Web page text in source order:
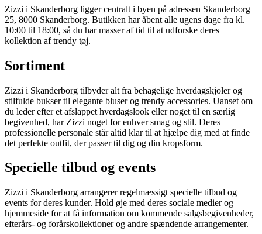
Zizzi i Skanderborg ligger centralt i byen på adressen Skanderborg
25, 8000 Skanderborg. Butikken har åbent alle ugens dage fra kl.
10:00 til 18:00, så du har masser af tid til at udforske deres
kollektion af trendy tøj.
Sortiment
Zizzi i Skanderborg tilbyder alt fra behagelige hverdagskjoler og
stilfulde bukser til elegante bluser og trendy accessories. Uanset om
du leder efter et afslappet hverdagslook eller noget til en særlig
begivenhed, har Zizzi noget for enhver smag og stil. Deres
professionelle personale står altid klar til at hjælpe dig med at finde
det perfekte outfit, der passer til dig og din kropsform.
Specielle tilbud og events
Zizzi i Skanderborg arrangerer regelmæssigt specielle tilbud og
events for deres kunder. Hold øje med deres sociale medier og
hjemmeside for at få information om kommende salgsbegivenheder,
efterårs- og forårskollektioner og andre spændende arrangementer.